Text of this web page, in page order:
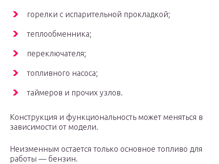
горелки с испарительной прокладкой;
теплообменника;
переключателя;
топливного насоса;
таймеров и прочих узлов.
Конструкция и функциональность может меняться в
зависимости от модели.
Неизменным остается только основное топливо для
работы — бензин.